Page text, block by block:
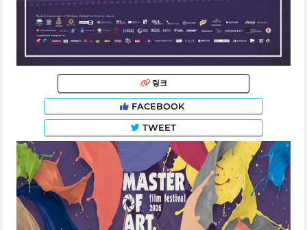
링크
FACEBOOK
TWEET